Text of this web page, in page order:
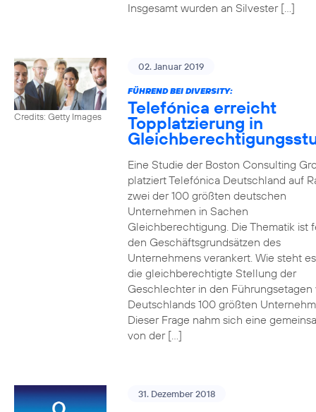
Insgesamt wurden an Silvester […]
Credits: Getty Images
02. Januar 2019
FÜHREND BEI DIVERSITY:
Telefónica erreicht
Topplatzierung in
Eine Studie der Boston Consulting
platziert Telefónica Deutschland auf
zwei der 100 größten deutschen
Unternehmen in Sachen
Gleichberechtigung. Die Thematik ist
den Geschäftsgrundsätzen des
Unternehmens verankert. Wie steht
die gleichberechtigte Stellung der
Geschlechter in den Führungsetagen
Deutschlands 100 größten
Dieser Frage nahm sich eine
von der […]
31. Dezember 2018